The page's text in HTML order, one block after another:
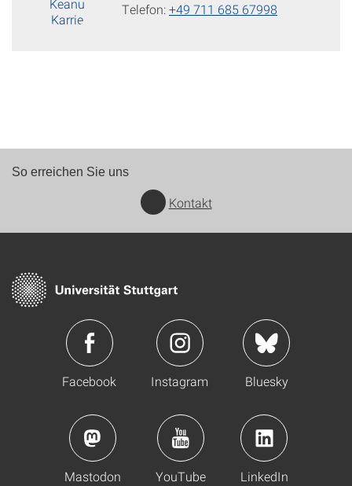
Telefon:+49 711 685 67998
So erreichen Sie uns
Kontakt
Facebook Instagram Bluesky
Mastodon YouTube LinkedIn